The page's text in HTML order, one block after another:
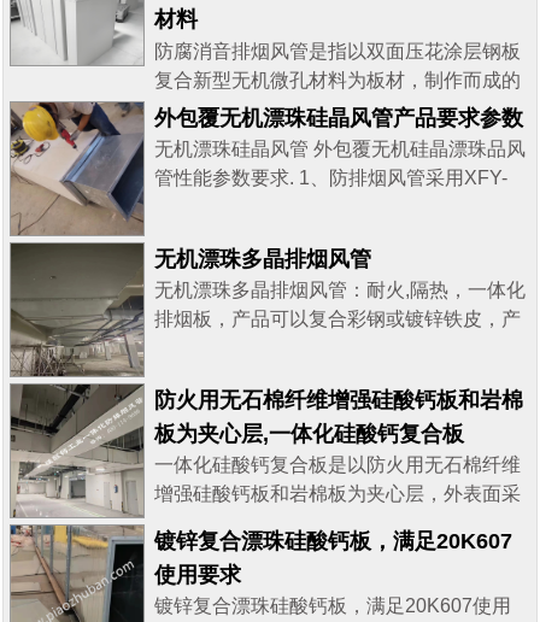
材料
防腐消音排烟风管是指以双面压花涂层钢板
复合新型无机微孔材料为板材，制作而成的
风管系统。防腐消音排烟风管板材中间层为
新型无机微孔材料，上下层为压花彩钢板。
防腐消音排烟风管具有良好的钢性和强度以
统铁皮风管相比拟，强于无机玻璃钢风管，
同时避免了交叉施工过程的破坏，燃烧性能
为不燃A级，耐火极限为120min，是目前市
外包覆无机漂珠硅晶风管产品要求参数
无机漂珠硅晶风管 外包覆无机硅晶漂珠品风
管性能参数要求. 1、防排烟风管采用XFY-
据要求可复合钢板采用无胶复合而成，钢板
厚度>0.2mm ，芯材密度>280kg/平方米,PH
值>6.8,导热系券25t
无机漂珠多晶排烟风管
无机漂珠多晶排烟风管：耐火,隔热，一体化
排烟板，产品可以复合彩钢或镀锌铁皮，产
工，或成品管发货，到工地后直接拼装和吊
装即可！ 更多信息可以联系我们！
防火用无石棉纤维增强硅酸钙板和岩棉
板为夹心层,一体化硅酸钙复合板
一体化硅酸钙复合板是以防火用无石棉纤维
增强硅酸钙板和岩棉板为夹心层，外表面采
及排风兼排烟的风管采用镀锌钢板制作，壁
厚见GB51251-2017
镀锌复合漂珠硅酸钙板，满足20K607
使用要求
镀锌复合漂珠硅酸钙板，满足20K607使用